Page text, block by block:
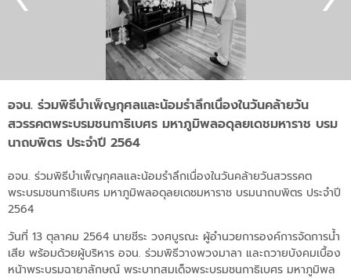
อจน. ร่วมพิธีบำเพ็ญกุศลและน้อมรำลึกเนื่องในวันคล้ายวัน
สวรรคตพระบรมชนกาธิเบศร มหาภูมิพลอดุลยเดชมหาราช บรม
นาถบพิตร ประจำปี 2564
อจน. ร่วมพิธีบำเพ็ญกุศลและน้อมรำลึกเนื่องในวันคล้ายวันสวรรคต
พระบรมชนกาธิเบศร มหาภูมิพลอดุลยเดชมหาราช บรมนาถบพิตร ประจำปี
2564
วันที่ 13 ตุลาคม 2564 นายชีระ วงศบูรณะ ผู้อำนวยการองค์การจัดการน้ำ
เสีย พร้อมด้วยผู้บริหาร อจน. ร่วมพิธีวางพวงมาลา และถวายบังคมเบื้อง
หน้าพระบรมฉายาลักษณ์ พระบาทสมเด็จพระบรมชนกาธิเบศร มหาภูมิพล